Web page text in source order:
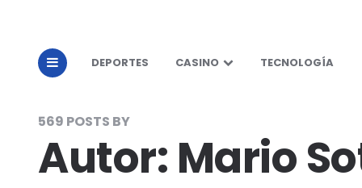
DEPORTES CASINO TECNOLOGÍA
569 POSTS BY
Autor: Mario